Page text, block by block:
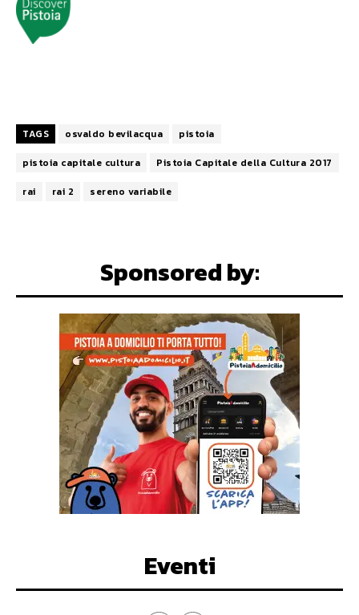
TAGS osvaldo bevilacqua
pistoia
pistoia capitale cultura
Pistoia Capitale della Cultura 2017
rai
rai 2 sereno variabile
Sponsored by:
Eventi